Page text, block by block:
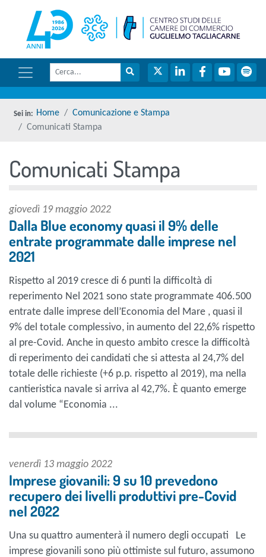
Vai ai contenuti
Menu di navigazione
Cerca
torna al menu di scelta rapida
Menu di navigazione principale
torna al menu di scelta rapida
Cerca nel sito Twitter LinkedIn FacebookYouTube
Home
Comunicazione e Stampa
Comunicati Stampa
torna al menu di scelta rapida
Comunicati Stampa
giovedì 19 maggio 2022
Dalla Blue economy quasi il 9% delle
entrate programmate dalle imprese nel
2021
Rispetto al 2019 cresce di 6 punti la difficoltà di
reperimento Nel 2021 sono state programmate 406.500
entrate dalle imprese dell’Economia del Mare , quasi il
9% del totale complessivo, in aumento del 22,6% rispetto
al pre-Covid. Anche in questo ambito cresce la difficoltà
di reperimento dei candidati che si attesta al 24,7% del
totale delle richieste (+6 p.p. rispetto al 2019), ma nella
cantieristica navale si arriva al 42,7%. È quanto emerge
dal volume “Economia ...
venerdì 13 maggio 2022
Imprese giovanili: 9 su 10 prevedono
recupero dei livelli produttivi pre-Covid
nel 2022
Una su quattro aumenterà il numero degli occupati Le
imprese giovanili sono più ottimiste sul futuro, assumono